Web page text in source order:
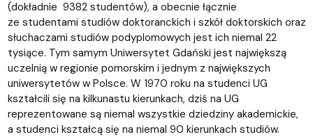
(dokładnie 9382 studentów), a obecnie łącznie
ze studentami studiów doktoranckich i szkół doktorskich oraz
słuchaczami studiów podyplomowych jest ich niemal 22
tysiące. Tym samym Uniwersytet Gdański jest największą
uczelnią w regionie pomorskim i jednym z największych
uniwersytetów w Polsce. W 1970 roku na studenci UG
kształcili się na kilkunastu kierunkach, dziś na UG
reprezentowane są niemal wszystkie dziedziny akademickie,
a studenci kształcą się na niemal 90 kierunkach studiów.